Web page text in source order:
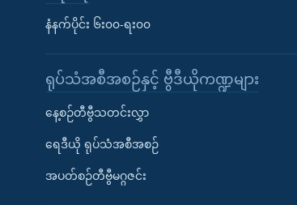
နံနက်ပိုင်း ၆း၀၀-ရး၀၀
ရုပ်သံအစီအစဉ်နှင့် ဗွီဒီယိုကဏ္ဍများ
နေ့စဉ်တီဗွီသတင်းလွှာ
ရေဒီယို ရုပ်သံအစီအစဉ်
အပတ်စဉ်တီဗွီမဂ္ဂဇင်း